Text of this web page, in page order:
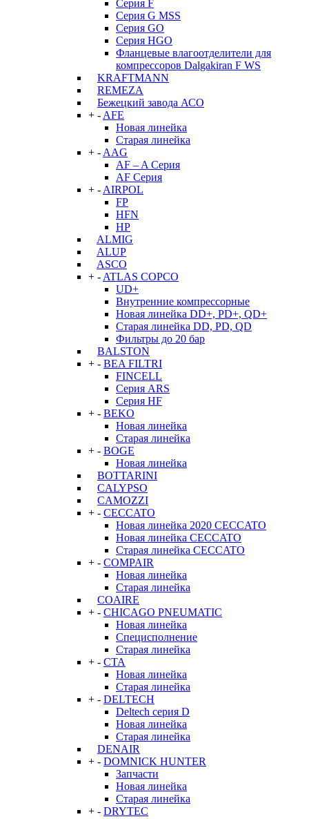
Серия F
Серия G MSS
Серия GO
Серия HGO
Фланцевые влагоотделители для
компрессоров Dalgakiran F WS
KRAFTMANN
REMEZA
Бежецкий завода АСО
+ - AFE
Новая линейка
Старая линейка
+ - AAG
AF – A Серия
AF Серия
+ - AIRPOL
FP
HFN
HP
ALMIG
ALUP
ASCO
+ - ATLAS COPCO
UD+
Внутренние компрессорные
Новая линейка DD+, PD+, QD+
Старая линейка DD, PD, QD
Фильтры до 20 бар
BALSTON
+ - BEA FILTRI
FINCELL
Серия ARS
Серия HF
+ - BEKO
Новая линейка
Старая линейка
+ - BOGE
Новая линейка
BOTTARINI
CALYPSO
CAMOZZI
+ - CECCATO
Новая линейка 2020 CECCATO
Новая линейка CECCATO
Старая линейка CECCATO
+ - COMPAIR
Новая линейка
Старая линейка
COAIRE
+ - CHICAGO PNEUMATIC
Новая линейка
Специсполнение
Старая линейка
+ - CTA
Новая линейка
Старая линейка
+ - DELTECH
Deltech серия D
Новая линейка
Старая линейка
DENAIR
+ - DOMNICK HUNTER
Запчасти
Новая линейка
Старая линейка
+ - DRYTEC